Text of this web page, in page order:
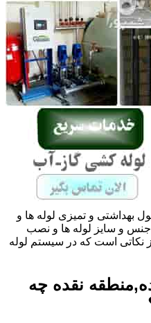
بهداشتی و تمیزی لوله ها و
و سایز لوله ها و نصب
نکاتی است که در سیستم لوله
نقده چه